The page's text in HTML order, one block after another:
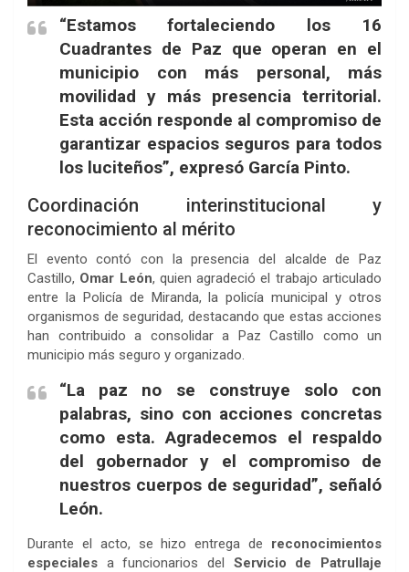
“Estamos fortaleciendo los 16
Cuadrantes de Paz que operan en el
municipio con más personal, más
movilidad y más presencia territorial.
Esta acción responde al compromiso de
garantizar espacios seguros para todos
los luciteños”, expresó García Pinto.
Coordinación interinstitucional y
reconocimiento al mérito
El evento contó con la presencia del alcalde de Paz
Castillo, Omar León, quien agradeció el trabajo articulado
entre la Policía de Miranda, la policía municipal y otros
organismos de seguridad, destacando que estas acciones
han contribuido a consolidar a Paz Castillo como un
municipio más seguro y organizado.
“La paz no se construye solo con
palabras, sino con acciones concretas
como esta. Agradecemos el respaldo
del gobernador y el compromiso de
nuestros cuerpos de seguridad”, señaló
León.
Durante el acto, se hizo entrega de reconocimientos
especiales a funcionarios del Servicio de Patrullaje